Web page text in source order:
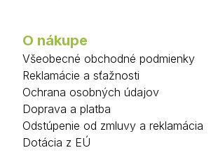
O nákupe
Všeobecné obchodné podmienky
Reklamácie a sťažnosti
Ochrana osobných údajov
Doprava a platba
Odstúpenie od zmluvy a reklamácia
Dotácia z EÚ